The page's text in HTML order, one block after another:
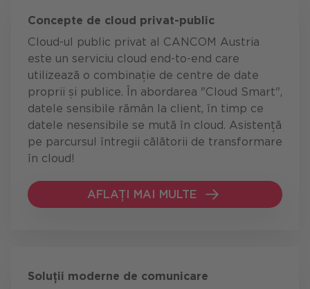
Concepte de cloud privat-public
Cloud-ul public privat al CANCOM Austria
este un serviciu cloud end-to-end care
utilizează o combinație de centre de date
proprii și publice. În abordarea "Cloud Smart",
datele sensibile rămân la client, în timp ce
datele nesensibile se mută în cloud. Asistență
pe parcursul întregii călătorii de transformare
în cloud!
AFLAȚI MAI MULTE
AFLAȚI MAI MULTE
Soluții moderne de comunicare